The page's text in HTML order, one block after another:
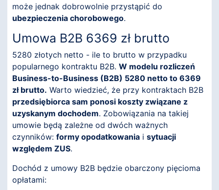
może jednak dobrowolnie przystąpić do
ubezpieczenia chorobowego.
Umowa B2B 6369 zł brutto
5280 złotych netto - ile to brutto w przypadku
popularnego kontraktu B2B. W modelu rozliczeń
Business-to-Business (B2B) 5280 netto to 6369
zł brutto. Warto wiedzieć, że przy kontraktach B2B
przedsiębiorca sam ponosi koszty związane z
uzyskanym dochodem. Zobowiązania na takiej
umowie będą zależne od dwóch ważnych
czynników: formy opodatkowania i sytuacji
względem ZUS.
Dochód z umowy B2B będzie obarczony pięcioma
opłatami: